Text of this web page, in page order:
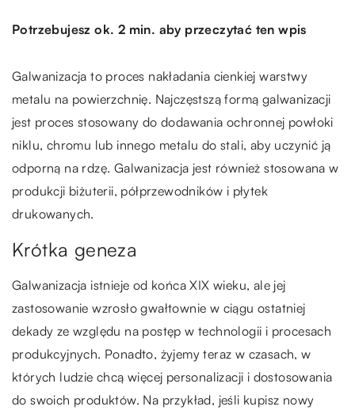
Potrzebujesz ok. 2 min. aby przeczytać ten wpis
Galwanizacja to proces nakładania cienkiej warstwy
metalu na powierzchnię. Najczęstszą formą galwanizacji
jest proces stosowany do dodawania ochronnej powłoki
niklu, chromu lub innego metalu do stali, aby uczynić ją
odporną na rdzę. Galwanizacja jest również stosowana w
produkcji biżuterii, półprzewodników i płytek
drukowanych.
Krótka geneza
Galwanizacja istnieje od końca XIX wieku, ale jej
zastosowanie wzrosło gwałtownie w ciągu ostatniej
dekady ze względu na postęp w technologii i procesach
produkcyjnych. Ponadto, żyjemy teraz w czasach, w
których ludzie chcą więcej personalizacji i dostosowania
do swoich produktów. Na przykład, jeśli kupisz nowy